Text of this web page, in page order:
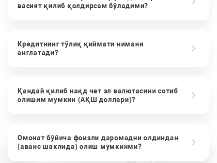
васият қилиб қолдирсам бўладими?
Кредитнинг тўлиқ қиймати нимани
англатади?
Қандай қилиб нақд чет эл валютасини сотиб
олишим мумкин (АҚШ доллари)?
Омонат бўйича фоизли даромадни олдиндан
(аванс шаклида) олиш мумкинми?